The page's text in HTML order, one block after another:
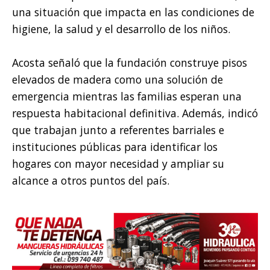
una situación que impacta en las condiciones de
higiene, la salud y el desarrollo de los niños.
Acosta señaló que la fundación construye pisos
elevados de madera como una solución de
emergencia mientras las familias esperan una
respuesta habitacional definitiva. Además, indicó
que trabajan junto a referentes barriales e
instituciones públicas para identificar los
hogares con mayor necesidad y ampliar su
alcance a otros puntos del país.